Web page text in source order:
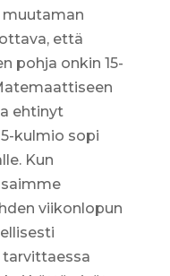
että
pohja onkin 15-
ehtinyt
kulmio sopi
Kun
viikonlopun